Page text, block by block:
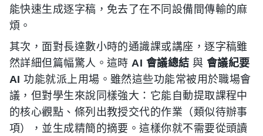
能快速生成逐字稿，免去了在不同設備間傳輸的麻
煩。
其次，面對長達數小時的通識課或講座，逐字稿雖
然詳細但篇幅驚人。這時AI 會議總結 與 會議紀要
AI 功能就派上用場。雖然這些功能常被用於職場會
議，但對學生來說同樣強大：它能自動提取課程中
的核心觀點、條列出教授交代的作業（類似待辦事
項），並生成精簡的摘要。這樣你就不需要從頭讀